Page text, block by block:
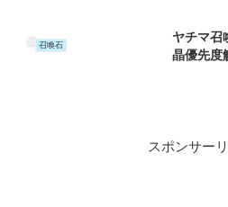
召喚石
ヤチマ召
晶優先度
スポンサー